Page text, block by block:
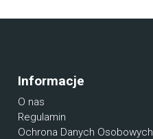
Informacje
O nas
Regulamin
Ochrona Danych Osobowych